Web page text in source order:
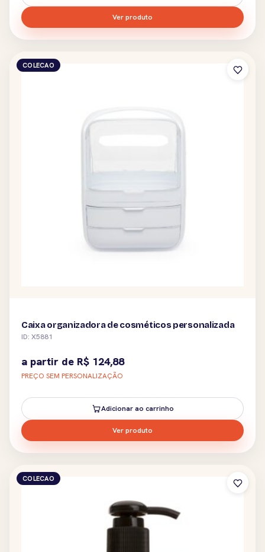
Ver produto
COLECAO
Caixa organizadora de cosméticos personalizada
ID: X5881
a partir de R$ 124,88
PREÇO SEM PERSONALIZAÇÃO
Adicionar ao carrinho
Ver produto
COLECAO